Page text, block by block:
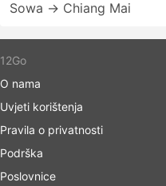
Sowa → Chiang Mai
12Go
O nama
Uvjeti korištenja
Pravila o privatnosti
Podrška
Poslovnice